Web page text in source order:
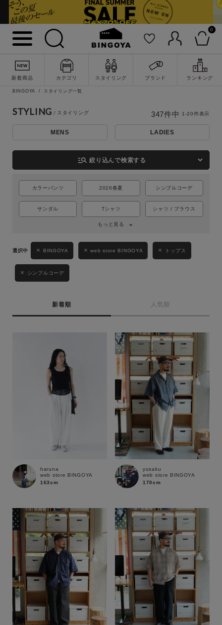
0
新着商品 カテゴリ スタイリング ブランド ランキング
詳細検索
BINGOYA スタイリング一覧
STYLING
MENS LADIES
manage_search 絞り込んで検索する
カラーパンツ 2026春夏 シンプルコーデ
サンダル Tシャツ シャツ / ブラウス
もっと見る
BINGOYA web store BINGOYA トップス
シンプルコーデ
新着順 人気順
347件中 1-20件表示
haruna
web store BINGOYA
163cm
yusaku
web store BINGOYA
170cm